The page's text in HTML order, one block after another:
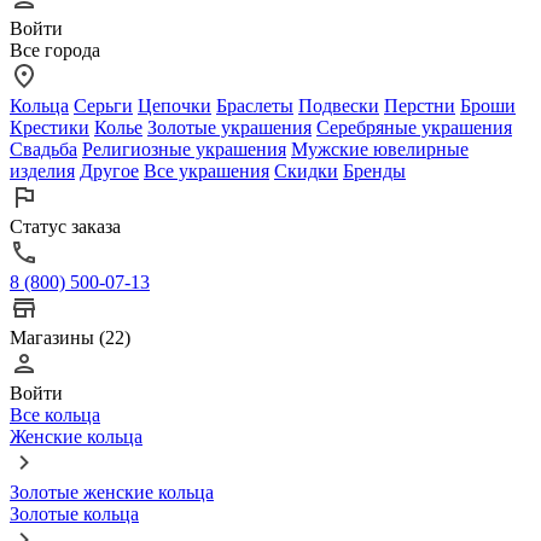
Войти
Все города
Кольца Серьги Цепочки Браслеты Подвески Перстни Броши
Крестики Колье Золотые украшения Серебряные украшения
Свадьба Религиозные украшения Мужские ювелирные
изделия Другое Все украшения Скидки Бренды
Статус заказа
8 (800) 500-07-13
Магазины (22)
Войти
Все кольца
Женские кольца
Золотые женские кольца
Золотые кольца